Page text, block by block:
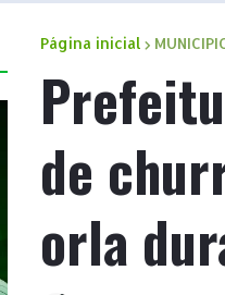
Página inicial
de
orla